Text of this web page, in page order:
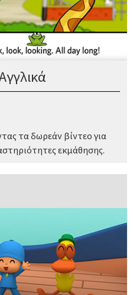
τα δωρεάν βίντεο για
εκμάθησης.